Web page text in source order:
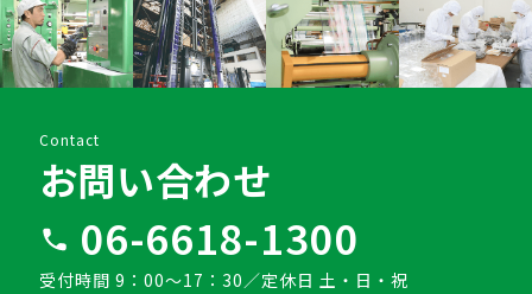
Contact
お問い合わせ
06-6618-1300
受付時間 9：00〜17：30／定休日 土・日・祝